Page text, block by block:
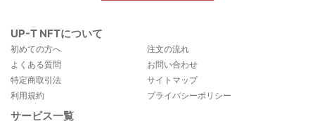
UP-T NFTについて
初めての方へ
注文の流れ
よくある質問
お問い合わせ
特定商取引法
サイトマップ
利用規約
プライバシーポリシー
サービス一覧